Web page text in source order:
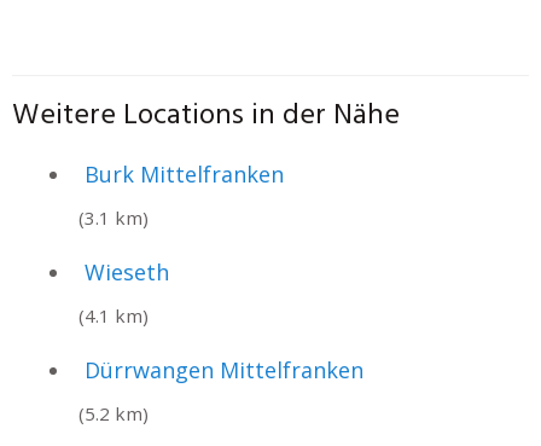
Weitere Locations in der Nähe
Burk Mittelfranken
(3.1 km)
Wieseth
(4.1 km)
Dürrwangen Mittelfranken
(5.2 km)